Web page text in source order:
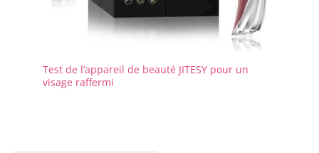
Test de l’appareil de beauté JITESY pour un
visage raffermi